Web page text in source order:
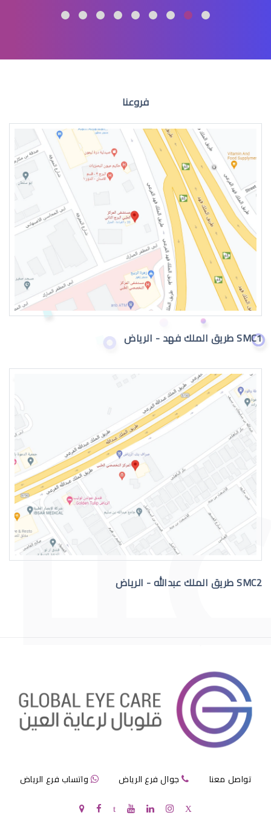
القرنية المخروطية اعراض
القرنية المخروطية 2019
القرنية المخروطية وراثة
القرنية المخروطية والصداع
قرنية الصناعية
فروعنا
SMC1 طريق الملك فهد - الرياض
SMC2 طريق الملك عبدالله - الرياض
تواصل معنا جوال فرع الرياض واتساب فرع الرياض